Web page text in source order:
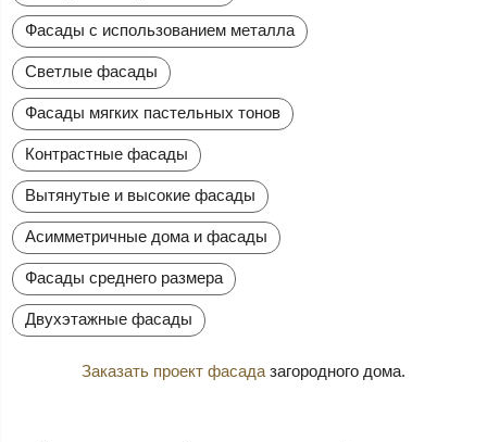
Фасады с использованием металла
Светлые фасады
Фасады мягких пастельных тонов
Контрастные фасады
Вытянутые и высокие фасады
Асимметричные дома и фасады
Фасады среднего размера
Двухэтажные фасады
Заказать проект фасада загородного дома.